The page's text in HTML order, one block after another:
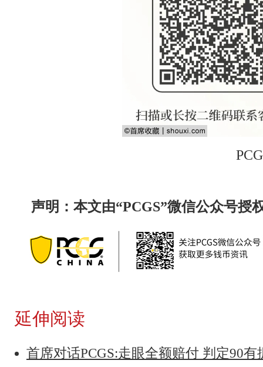
声明：本文由“PCGS”微信公众号授
延伸阅读
首席对话PCGS:走眼全额赔付 判定90